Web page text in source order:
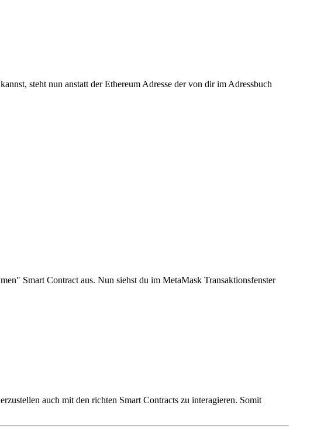
steht nun anstatt der Ethereum Adresse der von dir im Adressbuch
Smart Contract aus. Nun siehst du im MetaMask Transaktionsfenster
auch mit den richten Smart Contracts zu interagieren. Somit